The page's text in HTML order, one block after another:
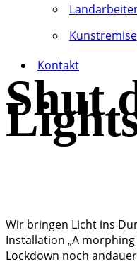
Kunstremise
Kontakt
Shut
Wir bringen Licht ins
Installation „A
Lockdown noch